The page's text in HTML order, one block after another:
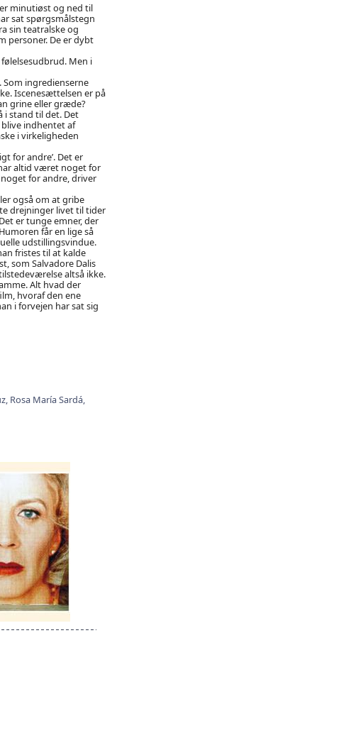
minutiøst og ned til
sat spørgsmålstegn
sin teatralske og
personer. De er dybt
Men i
ingredienserne
Iscenesættelsen er på
grine eller græde?
i stand til det. Det
indhentet af
i virkeligheden
for andre’. Det er
altid været noget for
for andre, driver
også om at gribe
drejninger livet til tider
er tunge emner, der
får en lige så
udstillingsvindue.
fristes til at kalde
som Salvadore Dalis
altså ikke.
Alt hvad der
hvoraf den ene
i forvejen har sat sig
Rosa María Sardá,